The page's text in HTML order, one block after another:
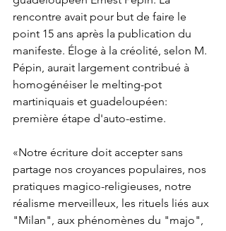
rencontre avait pour but de faire le
point 15 ans après la publication du
manifeste. Éloge à la créolité, selon M.
Pépin, aurait largement contribué à
homogénéiser le melting-pot
martiniquais et guadeloupéen:
première étape d'auto-estime.
«Notre écriture doit accepter sans
partage nos croyances populaires, nos
pratiques magico-religieuses, notre
réalisme merveilleux, les rituels liés aux
"Milan", aux phénomènes du "majo",